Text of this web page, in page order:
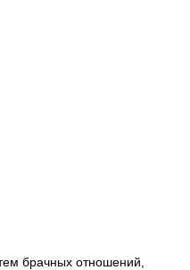
брачных отношений,